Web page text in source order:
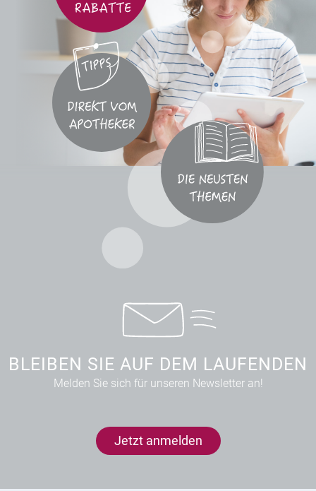
BLEIBEN SIE AUF DEM LAUFENDEN
Melden Sie sich für unseren Newsletter an!
Jetzt anmelden